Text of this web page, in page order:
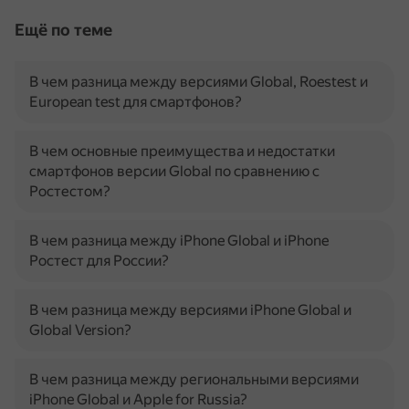
Ещё по теме
В чем разница между версиями Global, Roestest и
European test для смартфонов?
В чем основные преимущества и недостатки
смартфонов версии Global по сравнению с
Ростестом?
В чем разница между iPhone Global и iPhone
Ростест для России?
В чем разница между версиями iPhone Global и
Global Version?
В чем разница между региональными версиями
iPhone Global и Apple for Russia?